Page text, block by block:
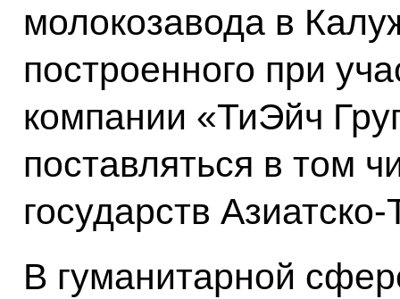
молокозавода в
построенного при
компании «ТиЭйч
поставляться в том
государств
В гуманитарной